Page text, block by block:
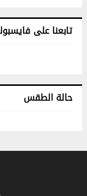
تابعنا على
حالة الطقس